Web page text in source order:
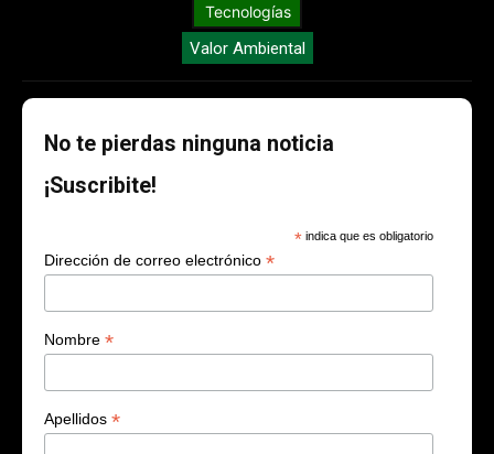
Tecnologías
Valor Ambiental
No te pierdas ninguna noticia
¡Suscribite!
* indica que es obligatorio
Dirección de correo electrónico *
Nombre *
Apellidos *